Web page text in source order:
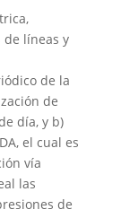
líneas y
de la
de
día, y b)
el cual es
vía
las
de